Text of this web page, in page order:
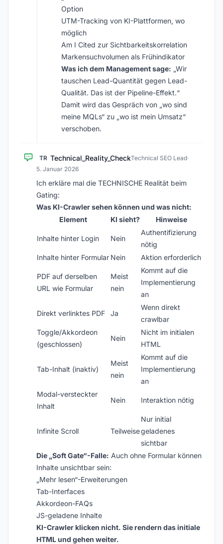
Option
UTM-Tracking von KI-Plattformen, wo
möglich
Am I Cited zur Sichtbarkeitskorrelation
Markensuchvolumen als Frühindikator
Was ich dem Management sage: „Wir
tauschen Lead-Quantität gegen Lead-
Qualität. Das ist der Pipeline-Effekt.“
Damit wird das Gespräch von „wo sind
meine MQLs“ zu „wo ist mein Umsatz“
verschoben.
TR Technical_Reality_CheckTechnical SEO Lead·
5. Januar 2026
Ich erkläre mal die TECHNISCHE Realität beim
Gating:
Was KI-Crawler sehen können und was nicht:
Element
KI sieht? Hinweise
Inhalte hinter Login Nein
Authentifizierung
nötig
Inhalte hinter Formular Nein Aktion erforderlich
PDF auf derselben
URL wie Formular
Meist
nein
Kommt auf die
Implementierung
an
Direkt verlinktes PDF Ja
Wenn direkt
crawlbar
Toggle/Akkordeon
(geschlossen)
Nein
Nicht im initialen
HTML
Tab-Inhalt (inaktiv)
Meist
nein
Kommt auf die
Implementierung
an
Modal-versteckter
Inhalt
Nein Interaktion nötig
Infinite Scroll Teilweise
Nur initial
geladenes
sichtbar
Die „Soft Gate“-Falle: Auch ohne Formular können
Inhalte unsichtbar sein:
„Mehr lesen“-Erweiterungen
Tab-Interfaces
Akkordeon-FAQs
JS-geladene Inhalte
KI-Crawler klicken nicht. Sie rendern das initiale
HTML und gehen weiter.